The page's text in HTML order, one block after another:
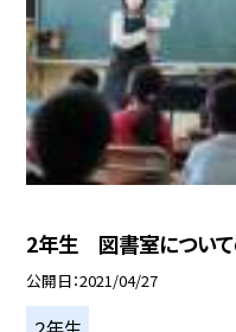
2年生 図書室について
公開日 2021/04/27